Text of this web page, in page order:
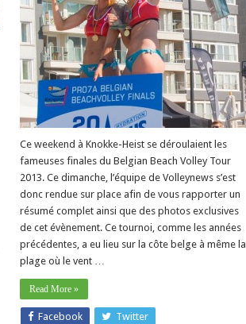
Ce weekend à Knokke-Heist se déroulaient les
fameuses finales du Belgian Beach Volley Tour
2013. Ce dimanche, l’équipe de Volleynews s’est
donc rendue sur place afin de vous rapporter un
résumé complet ainsi que des photos exclusives
de cet évènement. Ce tournoi, comme les années
précédentes, a eu lieu sur la côte belge à même la
plage où le vent …
Read More »
Facebook Twitter